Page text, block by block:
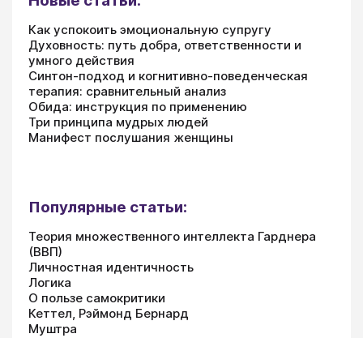
Как успокоить эмоциональную супругу
Духовность: путь добра, ответственности и
умного действия
Синтон-подход и когнитивно-поведенческая
терапия: сравнительный анализ
Обида: инструкция по применению
Три принципа мудрых людей
Манифест послушания женщины
Популярные статьи:
Теория множественного интеллекта Гарднера
(ВВП)
Личностная идентичность
Логика
О пользе самокритики
Кеттел, Рэймонд Бернард
Муштра